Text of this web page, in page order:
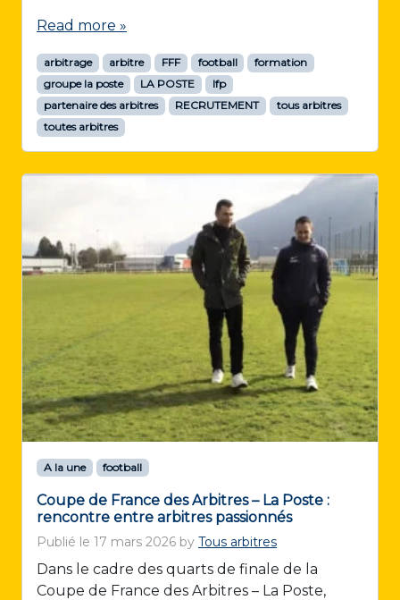
Read more »
arbitrage arbitre FFF football
formation
groupe la poste
LA POSTE
lfp
partenaire des arbitres
RECRUTEMENT
tous arbitres
toutes arbitres
A la une football
Coupe de France des Arbitres – La Poste :
rencontre entre arbitres passionnés
Publié le 17 mars 2026 by Tous arbitres
Dans le cadre des quarts de finale de la
Coupe de France des Arbitres – La Poste,